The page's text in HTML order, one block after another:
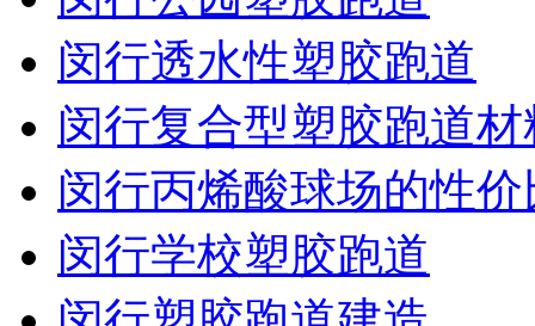
闵行透水性塑胶跑道
闵行复合型塑胶跑道材
闵行丙烯酸球场的性价
闵行学校塑胶跑道